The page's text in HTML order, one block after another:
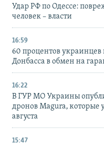
Удар РФ по Одессе:
человек – власти
16:59
60 процентов
Донбасса в обмен на
16:22
В ГУР МО Украины
дронов Magura, которые
августа
15:47